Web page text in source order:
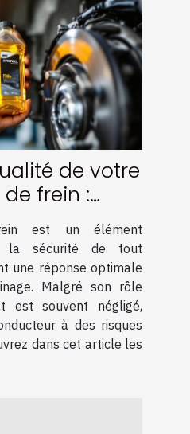
de votre
frein :
et conseils
est un élément
la sécurité de tout
une réponse optimale
Malgré son rôle
est souvent négligé,
à des risques
dans cet article les